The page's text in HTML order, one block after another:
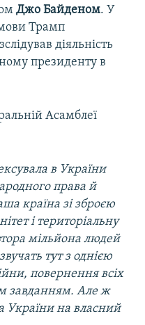
Джо Байденом. У
Трамп
діяльність
президенту в
Асамблеї
в України
права й
країна зі зброєю
і територіальну
мільйона людей
тут з однією
повернення всіх
завданням. Але ж
України на власний